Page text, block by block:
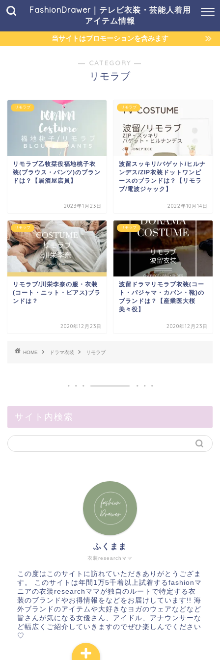
FashionDrawer｜テレビ衣装・芸能人着用
アイテム情報
当サイトはプロモーションを含みます
― CATEGORY ―
リモラブ
リモラブ
リモラブ乙牧栞役福地桃子衣
装(ブラウス・パンツ)のブラン
ドは？【居酒屋店員】
2023年1月23日
リモラブ
波留スッキリ/バゲット/ヒルナ
ンデス/ZIP衣装ドットワンピ
ースのブランドは？【リモラ
ブ/電波ジャック】
2022年10月14日
リモラブ
リモラブ/川栄李奈の服・衣装
(コート・ニット・ピアス)ブラ
ンドは？
2020年12月23日
リモラブ
波留ドラマリモラブ衣装(コー
ト・パジャマ・カバン・靴)の
ブランドは？【産業医大桜
美々役】
2020年12月23日
HOME ドラマ衣装 リモラブ
サイト内検索
衣装researchママ
ふくまま
この度はこのサイトに訪れていただきありがとうござま
す。 このサイトは年間1万5千着以上試着するfashionマ
ニアの衣装researchママが独自のルートで特定する衣
装のブランドやお得情報をなどをお届けしています!! 海
外ブランドのアイテムや大好きなヨガのウェアなどなど
皆さんが気になる女優さん、アイドル、アナウンサーな
ど幅広くご紹介していきますのでぜひ楽しんでください
♡